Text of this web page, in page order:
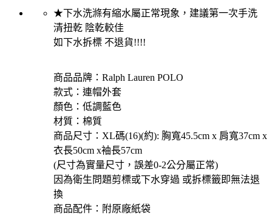
★下水洗滌有縮水屬正常現象，建議第一次手洗
清扭乾 陰乾較佳
如下水拆標 不退貨!!!!
商品品牌：Ralph Lauren POLO
款式：連帽外套
顏色：低調藍色
材質：棉質
商品尺寸：XL碼(16)(約): 胸寬45.5cm x 肩寬37cm x
衣長50cm x袖長57cm
(尺寸為實量尺寸，誤差0-2公分屬正常)
因為衛生問題剪標或下水穿過 或拆標籤即無法退
換
商品配件：附原廠紙袋